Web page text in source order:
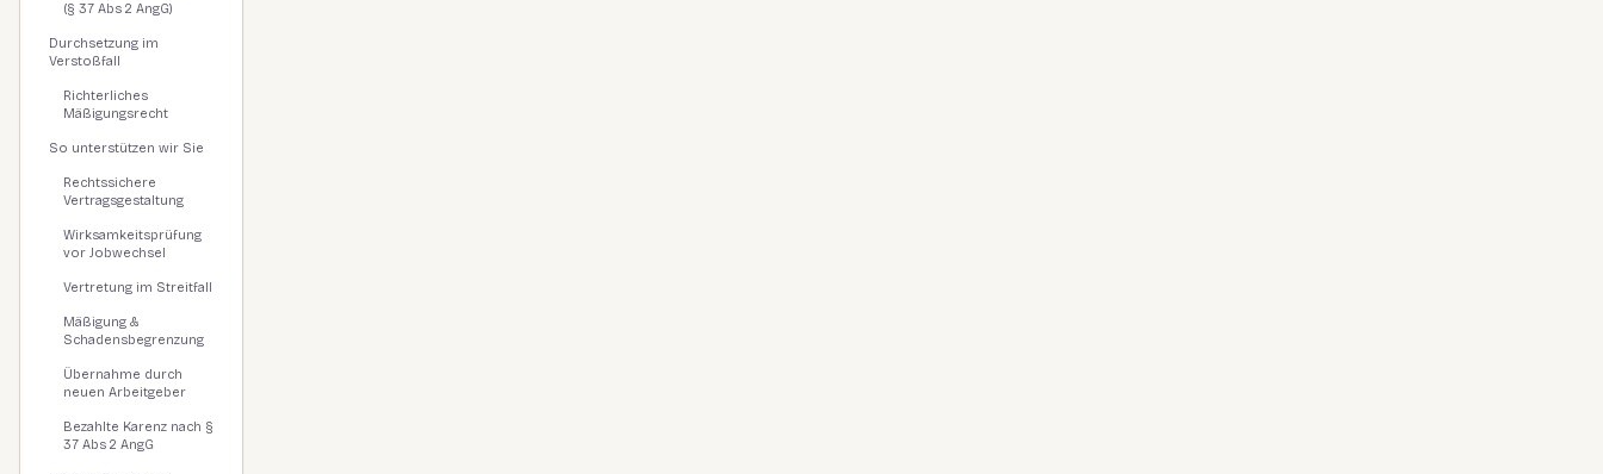
(§ 37 Abs 2 AngG)
Durchsetzung im
Verstoßfall
Richterliches
Mäßigungsrecht
So unterstützen wir Sie
Rechtssichere
Vertragsgestaltung
Wirksamkeitsprüfung
vor Jobwechsel
Vertretung im Streitfall
Mäßigung &
Schadensbegrenzung
Übernahme durch
neuen Arbeitgeber
Bezahlte Karenz nach §
37 Abs 2 AngG